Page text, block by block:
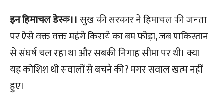
इन हिमाचल डेस्क।।सुख की सरकार ने हिमाचल की जनता
पर ऐसे वक्त वक्त महंगे किराये का बम फोड़ा, जब पाकिस्तान
से संघर्ष चल रहा था और सबकी निगाह सीमा पर थी। क्या
यह कोशिश थी सवालों से बचने की? मगर सवाल खत्म नहीं
हुए।